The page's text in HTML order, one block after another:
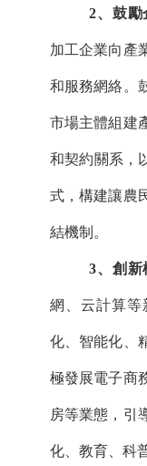
2、鼓勵
加工企業向產
和服務網絡。
市場主體組建
和契約關系，
式，構建讓農
結機制。
3、創新
網、云計算等
化、智能化、
極發展電子商
房等業態，引
化、教育、科